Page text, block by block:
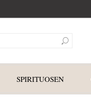
SPIRITUOSEN